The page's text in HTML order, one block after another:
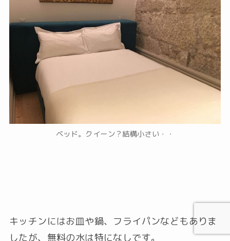
ベッド。クイーン？結構小さい・・
キッチンにはお皿や鍋、フライパンなどもありま
したが、無料の水は特になしです。